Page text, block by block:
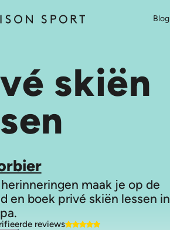
Blog
skiën
maak je op de
en boek privé skiën lessen in
reviews